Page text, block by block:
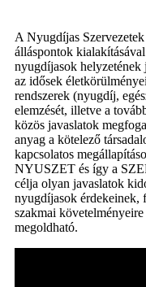
A Nyugdíjas
álláspontok
nyugdíjasok helyzetének
az idősek
rendszerek (nyugdíj,
elemzését, illetve a
közös javaslatok
anyag a kötelező
kapcsolatos
NYUSZET és így a
célja olyan javaslatok
nyugdíjasok érdekeinek,
szakmai
megoldható.